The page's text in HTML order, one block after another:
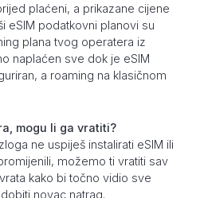
plaćeni, a prikazane cijene
eSIM podatkovni planovi su
plana tvog operatera iz
naplaćen sve dok je eSIM
a roaming na klasičnom
mogu li ga vratiti?
ne uspiješ instalirati eSIM ili
možemo ti vratiti sav
kako bi točno vidio sve
novac natrag.